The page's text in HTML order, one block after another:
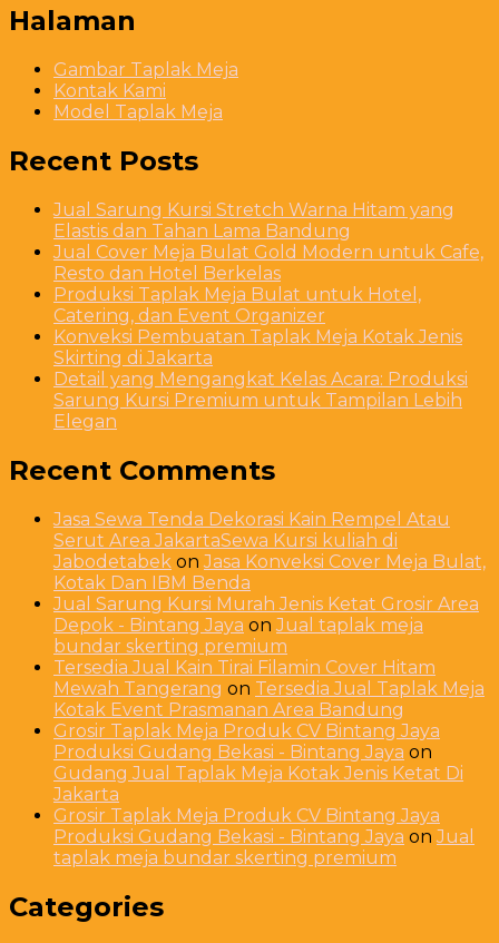
Halaman
Gambar Taplak Meja
Kontak Kami
Model Taplak Meja
Recent Posts
Jual Sarung Kursi Stretch Warna Hitam yang
Elastis dan Tahan Lama Bandung
Jual Cover Meja Bulat Gold Modern untuk Cafe,
Resto dan Hotel Berkelas
Produksi Taplak Meja Bulat untuk Hotel,
Catering, dan Event Organizer
Konveksi Pembuatan Taplak Meja Kotak Jenis
Skirting di Jakarta
Detail yang Mengangkat Kelas Acara: Produksi
Sarung Kursi Premium untuk Tampilan Lebih
Elegan
Recent Comments
Jasa Sewa Tenda Dekorasi Kain Rempel Atau
Serut Area JakartaSewa Kursi kuliah di
Jabodetabek onJasa Konveksi Cover Meja Bulat,
Kotak Dan IBM Benda
Jual Sarung Kursi Murah Jenis Ketat Grosir Area
Depok - Bintang Jaya onJual taplak meja
bundar skerting premium
Tersedia Jual Kain Tirai Filamin Cover Hitam
Mewah Tangerang on Tersedia Jual Taplak Meja
Kotak Event Prasmanan Area Bandung
Grosir Taplak Meja Produk CV Bintang Jaya
Produksi Gudang Bekasi - Bintang Jaya on
Gudang Jual Taplak Meja Kotak Jenis Ketat Di
Jakarta
Grosir Taplak Meja Produk CV Bintang Jaya
Produksi Gudang Bekasi - Bintang Jaya onJual
taplak meja bundar skerting premium
Categories